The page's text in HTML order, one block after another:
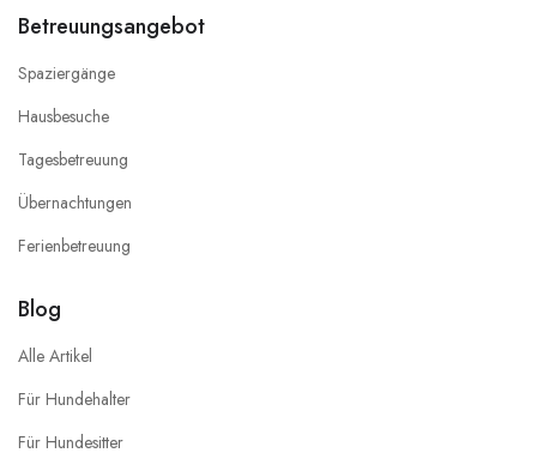
Betreuungsangebot
Spaziergänge
Hausbesuche
Tagesbetreuung
Übernachtungen
Ferienbetreuung
Blog
Alle Artikel
Für Hundehalter
Für Hundesitter